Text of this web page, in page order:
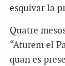
esquivar la
Quatre
“Aturem el
quan es